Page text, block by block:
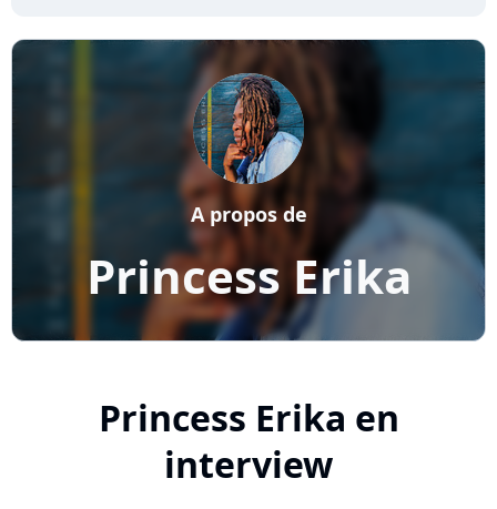
Princess Erika
A propos de
Princess Erika en
interview